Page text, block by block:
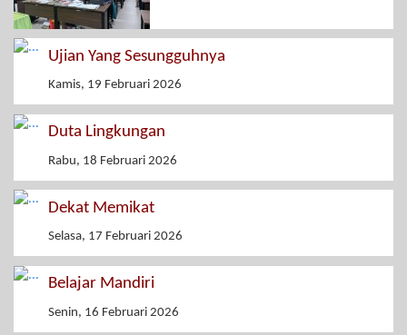
Ujian Yang Sesungguhnya
Kamis, 19 Februari 2026
Duta Lingkungan
Rabu, 18 Februari 2026
Dekat Memikat
Selasa, 17 Februari 2026
Belajar Mandiri
Senin, 16 Februari 2026